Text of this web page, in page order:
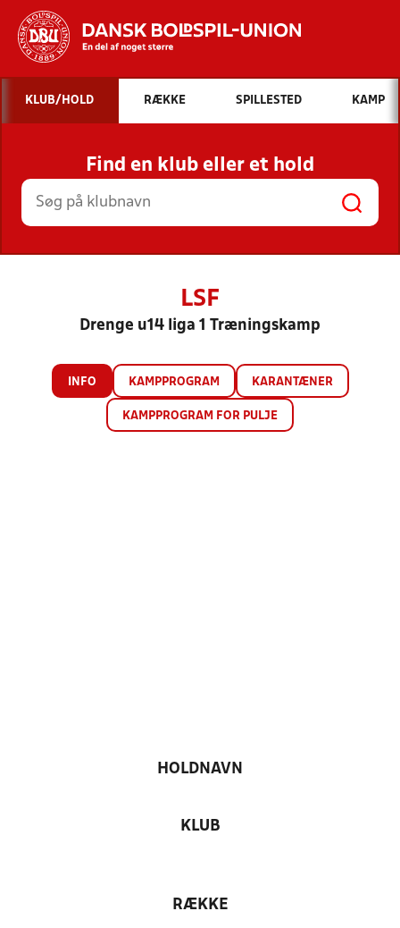
Hvad vil du søge efter?
INDHOLD OG NYHEDER
STILLINGER, RESULTATER, KLUBBER OG
HOLD
KLUB/HOLD RÆKKE SPILLESTED KAMP
Find en klub eller et hold
LSF
Drenge u14 liga 1 Træningskamp
INFO KAMPPROGRAM KARANTÆNER
KAMPPROGRAM FOR PULJE
HOLDNAVN
KLUB
RÆKKE